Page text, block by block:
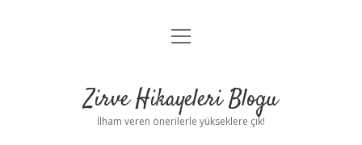
Anasayfa
Yasal Uyarı
menüyü
Zirve Hikayeleri Blogu
İlham veren önerilerle yükseklere çık!